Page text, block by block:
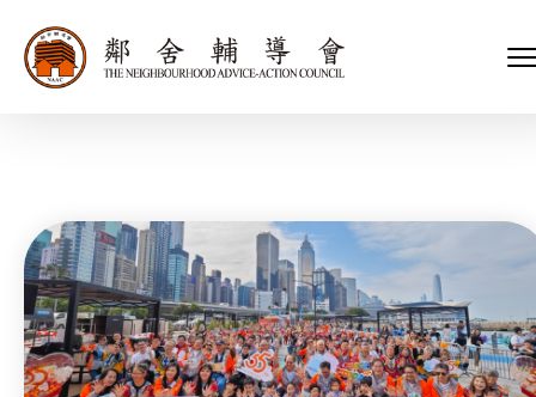
會長、副會長
執行委員會及總幹事
招標項目
關於我們
家庭及兒童福利服務
青少年服務
內地服務
教育服務
醫療衞生服務
社會企業
我們的服務
我們的夥伴